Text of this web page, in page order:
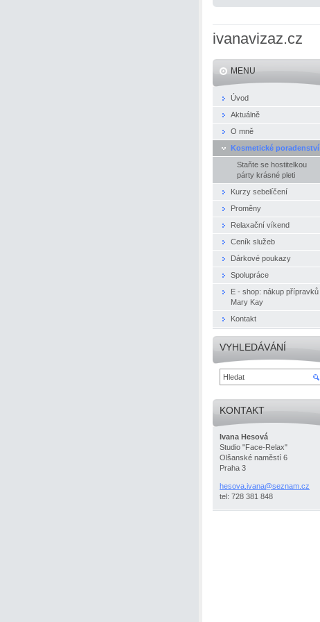
ivanavizaz.cz
MENU
Úvod
Aktuálně
O mně
Kosmetické poradenství
Staňte se hostitelkou
párty krásné pleti
Kurzy sebelíčení
Proměny
Relaxační víkend
Ceník služeb
Dárkové poukazy
Spolupráce
E - shop: nákup přípravků
Mary Kay
Kontakt
VYHLEDÁVÁNÍ
KONTAKT
Ivana Hesová
Studio "Face-Relax"
Olšanské naměstí 6
Praha 3
hesova.ivana@seznam.cz
tel: 728 381 848